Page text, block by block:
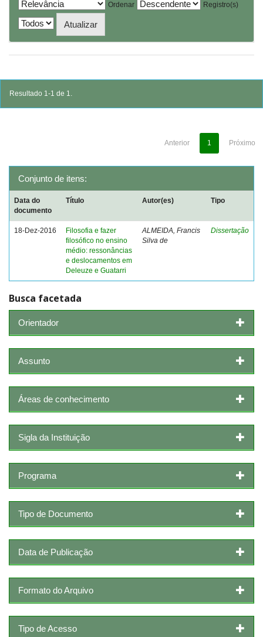
Ordenar
Registro(s)
Resultado 1-1 de 1.
Anterior 1 Próximo
Conjunto de itens:
Data do
documento
Título Autor(es) Tipo
18-Dez-2016
Filosofia e fazer
filosófico no ensino
médio: ressonâncias
e deslocamentos em
Deleuze e Guatarri
ALMEIDA, Francis
Silva de
Dissertação
Busca facetada
Orientador
Assunto
Áreas de conhecimento
Sigla da Instituição
Programa
Tipo de Documento
Data de Publicação
Formato do Arquivo
Tipo de Acesso